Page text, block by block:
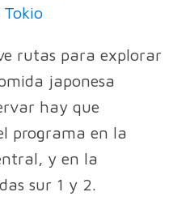
rutas para explorar
japonesa
hay que
programa en la
y en la
sur 1 y 2.